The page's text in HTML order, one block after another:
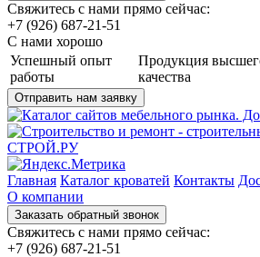
Свяжитесь с нами прямо сейчас:
+7 (926) 687-21-51
С нами хорошо
Успешный опыт
работы
Продукция
качества
Главная Каталог кроватей Контакты
О компании
Свяжитесь с нами прямо сейчас:
+7 (926) 687-21-51